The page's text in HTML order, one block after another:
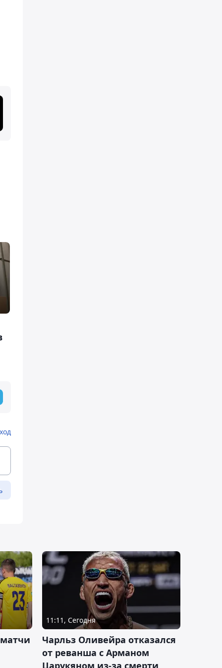
11:11, Сегодня
Чарльз Оливейра отказался
от реванша с Арманом